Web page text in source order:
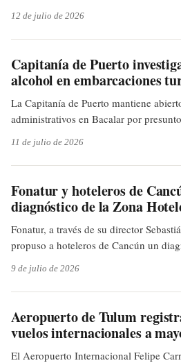
turística. Este estudio busca la
15 puntos críticos con edificios
12 de julio de 2026
Capitanía de Puerto
alcohol en embarcaciones
La Capitanía de Puerto mantiene
administrativos en Bacalar por
reportó Quintana Roo Hoy.
11 de julio de 2026
Fonatur y hoteleros de
diagnóstico de la Zona
Fonatur, a través de su director
propuso a hoteleros de Cancún un
infraestructura y definir acciones de
destino.
9 de julio de 2026
Aeropuerto de Tulum
vuelos internacionales a
El Aeropuerto Internacional Felipe